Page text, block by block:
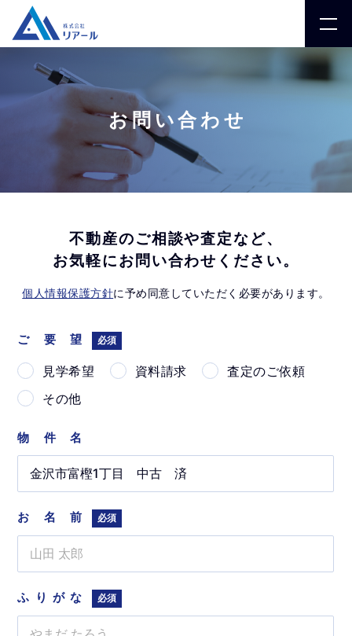
お問い合わせ
不動産のご相談や査定など、
お気軽にお問い合わせください。
個人情報保護方針に予め同意していただく必要があります。
ご要望 必須
見学希望 資料請求
査定のご依頼
その他
物件名
お名前 必須
ふりがな 必須